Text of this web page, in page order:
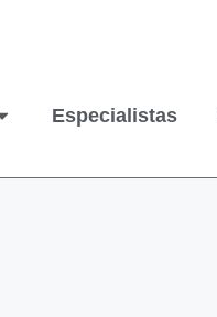
Especialistas